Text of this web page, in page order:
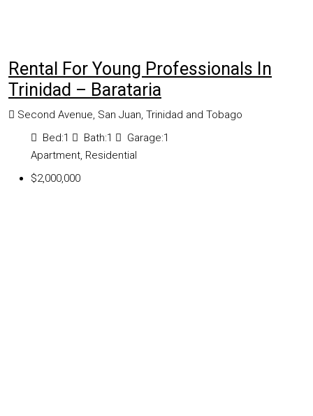
Rental For Young Professionals In
Trinidad – Barataria
Second Avenue, San Juan, Trinidad and Tobago
Bed:1 Bath:1 Garage:1
Apartment, Residential
$2,000,000